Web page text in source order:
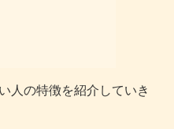
人の特徴を紹介していき